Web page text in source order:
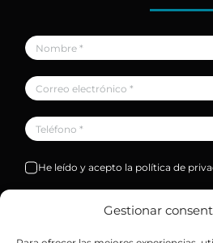
Gestionar
He leído y acepto la política de